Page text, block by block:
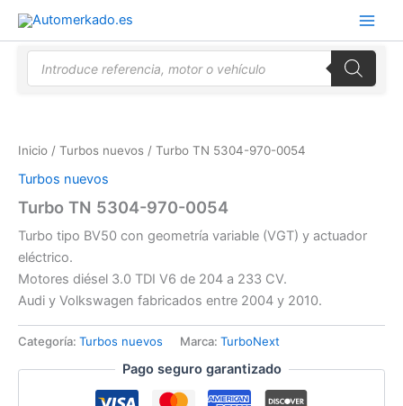
contenido
Búsqueda
Inicio / Turbos nuevos / Turbo TN 5304-970-0054
Turbos nuevos
Turbo TN 5304-970-0054
Turbo tipo BV50 con geometría variable (VGT) y actuador
eléctrico.
Motores diésel 3.0 TDI V6 de 204 a 233 CV.
Audi y Volkswagen fabricados entre 2004 y 2010.
Categoría: Turbos nuevos Marca: TurboNext
Pago seguro garantizado